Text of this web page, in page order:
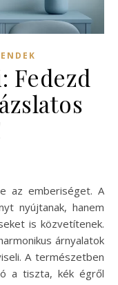
Fedezd
nyújtanak, hanem
is közvetítenek.
árnyalatok
A természetben
a tiszta, kék égről